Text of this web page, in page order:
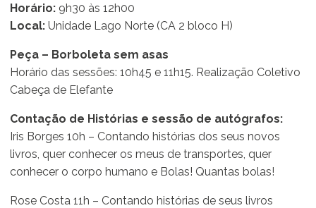
Horário: 9h30 às 12h00
Local: Unidade Lago Norte (CA 2 bloco H)
Peça – Borboleta sem asas
Horário das sessões: 10h45 e 11h15. Realização Coletivo
Cabeça de Elefante
Contação de Histórias e sessão de autógrafos:
Iris Borges 10h – Contando histórias dos seus novos
livros, quer conhecer os meus de transportes, quer
conhecer o corpo humano e Bolas! Quantas bolas!
Rose Costa 11h – Contando histórias de seus livros